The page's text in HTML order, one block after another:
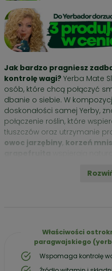
Jak bardzo pragniesz
kontrolę wagi? Yerba Mate
osób, które chcą połączyć
dbanie o siebie. W
doskonałości samej Yerby,
połączenie roślin, które
tłuszczów oraz utrzymanie
owoc jarzębiny, korzeń
oksydacyjnym. Yerba Mate,
wieloetapowe „tango”
biologiczna czystość
starzenia. Plantacje i tradycja
Właściwości
paragwajskiego
Wspomaga kontrolę